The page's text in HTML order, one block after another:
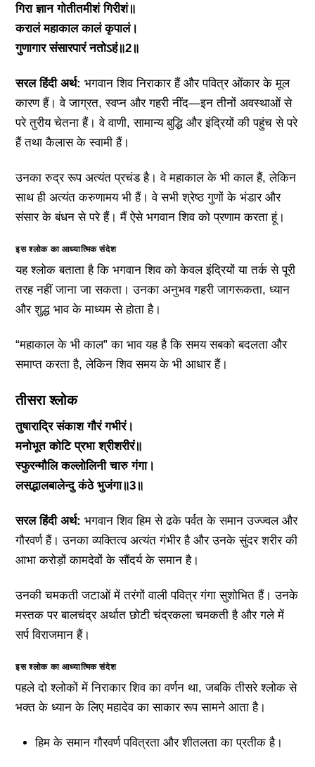
गिरा ज्ञान गोतीतमीशं गिरीशं॥
करालं महाकाल कालं कृपालं।
गुणागार संसारपारं नतोऽहं॥2॥
सरल हिंदी अर्थ: भगवान शिव निराकार हैं और पवित्र ओंकार के मूल
कारण हैं। वे जाग्रत, स्वप्न और गहरी नींद—इन तीनों अवस्थाओं से
परे तुरीय चेतना हैं। वे वाणी, सामान्य बुद्धि और इंद्रियों की पहुंच से परे
हैं तथा कैलास के स्वामी हैं।
उनका रुद्र रूप अत्यंत प्रचंड है। वे महाकाल के भी काल हैं, लेकिन
साथ ही अत्यंत करुणामय भी हैं। वे सभी श्रेष्ठ गुणों के भंडार और
संसार के बंधन से परे हैं। मैं ऐसे भगवान शिव को प्रणाम करता हूं।
इस श्लोक का आध्यात्मिक संदेश
यह श्लोक बताता है कि भगवान शिव को केवल इंद्रियों या तर्क से पूरी
तरह नहीं जाना जा सकता। उनका अनुभव गहरी जागरूकता, ध्यान
और शुद्ध भाव के माध्यम से होता है।
“महाकाल के भी काल” का भाव यह है कि समय सबको बदलता और
समाप्त करता है, लेकिन शिव समय के भी आधार हैं।
तीसरा श्लोक
तुषाराद्रि संकाश गौरं गभीरं।
मनोभूत कोटि प्रभा श्रीशरीरं॥
स्फुरन्मौलि कल्लोलिनी चारु गंगा।
लसद्भालबालेन्दु कंठे भुजंगा॥3॥
सरल हिंदी अर्थ: भगवान शिव हिम से ढके पर्वत के समान उज्ज्वल और
गौरवर्ण हैं। उनका व्यक्तित्व अत्यंत गंभीर है और उनके सुंदर शरीर की
आभा करोड़ों कामदेवों के सौंदर्य के समान है।
उनकी चमकती जटाओं में तरंगों वाली पवित्र गंगा सुशोभित हैं। उनके
मस्तक पर बालचंद्र अर्थात छोटी चंद्रकला चमकती है और गले में
सर्प विराजमान हैं।
इस श्लोक का आध्यात्मिक संदेश
पहले दो श्लोकों में निराकार शिव का वर्णन था, जबकि तीसरे श्लोक से
भक्त के ध्यान के लिए महादेव का साकार रूप सामने आता है।
हिम के समान गौरवर्ण पवित्रता और शीतलता का प्रतीक है।